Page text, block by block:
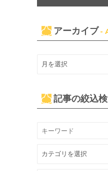
アーカイブ -
記事の絞込